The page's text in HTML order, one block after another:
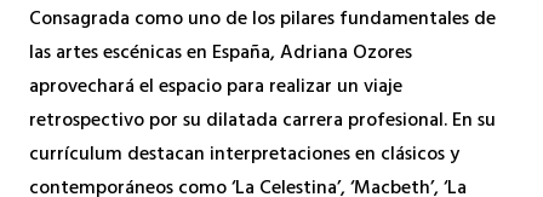
Consagrada como uno de los pilares fundamentales de
las artes escénicas en España, Adriana Ozores
aprovechará el espacio para realizar un viaje
retrospectivo por su dilatada carrera profesional. En su
currículum destacan interpretaciones en clásicos y
contemporáneos como ‘La Celestina’, ‘Macbeth’, ‘La